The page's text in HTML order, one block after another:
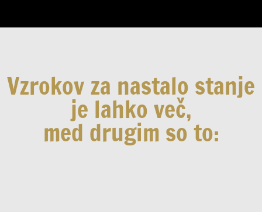
Vzrokov za nastalo stanje
je lahko več,
med drugim so to: